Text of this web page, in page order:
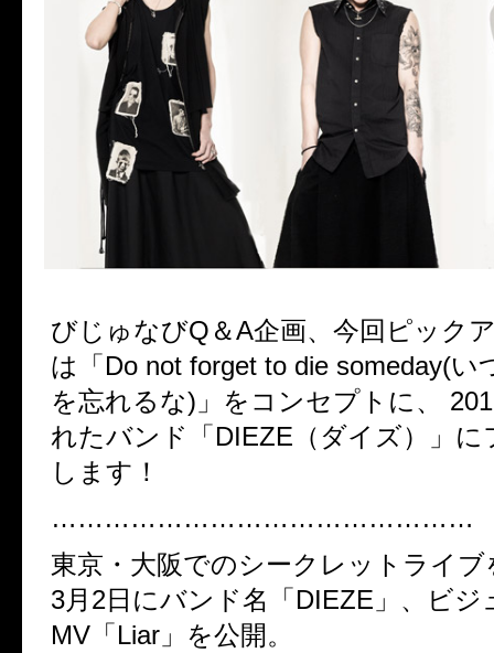
びじゅなびQ＆A企画、今回ピック
は「Do not forget to die someday(い
を忘れるな)」をコンセプトに、
れたバンド「DIEZE（ダイズ）」に
します！
…………………………………………
東京・大阪でのシークレットライブ
3月2日にバンド名「DIEZE」、ビジ
MV「Liar」を公開。